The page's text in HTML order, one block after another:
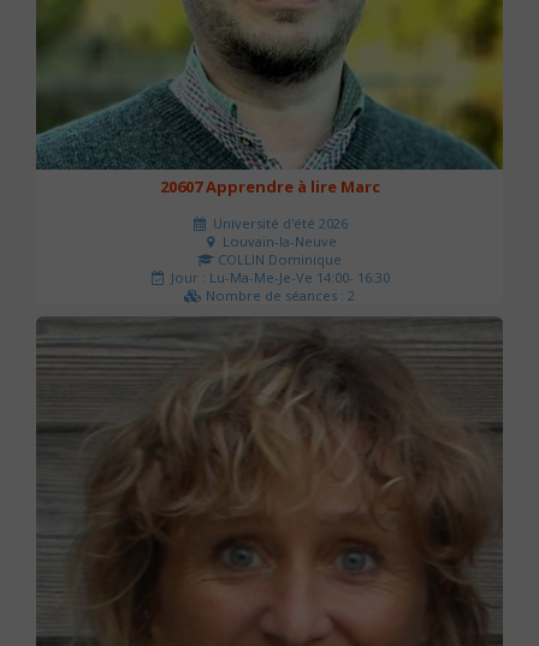
20607 Apprendre à lire Marc
Université d'été 2026
Louvain-la-Neuve
COLLIN Dominique
Jour : Lu-Ma-Me-Je-Ve 14:00- 16:30
Nombre de séances : 2
51 €